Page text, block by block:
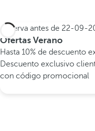
Reserva antes de 22-09-
Ofertas Verano
Hasta 10% de descuento
Descuento exclusivo
con código promocional